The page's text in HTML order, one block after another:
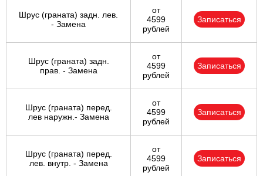
Шрус (граната) задн. лев.
- Замена
от
4599
рублей
Записаться
Шрус (граната) задн.
прав. - Замена
от
4599
рублей
Записаться
Шрус (граната) перед.
лев наружн.- Замена
от
4599
рублей
Записаться
Шрус (граната) перед.
лев. внутр. - Замена
от
4599
рублей
Записаться